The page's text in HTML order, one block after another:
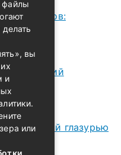
и компотов:
открытий
с медовой глазурью
файлы
вы
и
или